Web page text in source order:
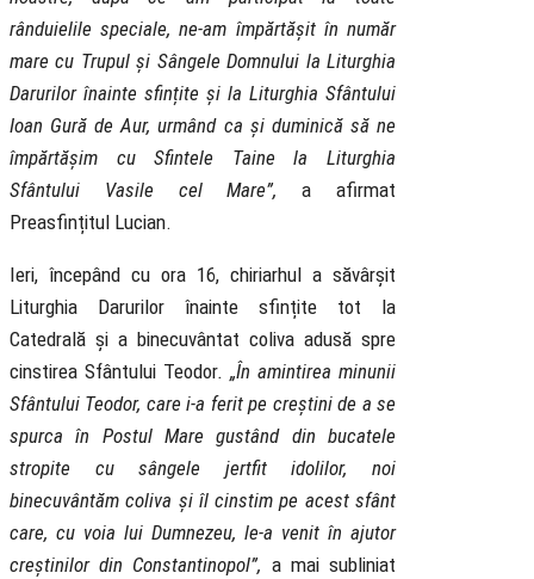
rânduielile speciale, ne-am împărtășit în număr
mare cu Trupul și Sângele Domnului la Liturghia
Darurilor înainte sfințite și la Liturghia Sfântului
Ioan Gură de Aur, urmând ca și duminică să ne
împărtășim cu Sfintele Taine la Liturghia
Sfântului Vasile cel Mare”, a afirmat
Preasfințitul Lucian.
Ieri, începând cu ora 16, chiriarhul a săvârșit
Liturghia Darurilor înainte sfințite tot la
Catedrală și a binecuvântat coliva adusă spre
cinstirea Sfântului Teodor. „În amintirea minunii
Sfântului Teodor, care i-a ferit pe creștini de a se
spurca în Postul Mare gustând din bucatele
stropite cu sângele jertfit idolilor, noi
binecuvântăm coliva și îl cinstim pe acest sfânt
care, cu voia lui Dumnezeu, le-a venit în ajutor
creștinilor din Constantinopol”, a mai subliniat